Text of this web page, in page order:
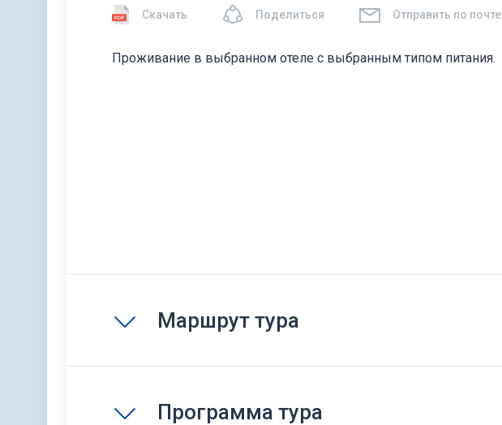
Скачать Поделиться Отправить по почте
Проживание в выбранном отеле с выбранным типом питания.
Маршрут тура
Программа тура